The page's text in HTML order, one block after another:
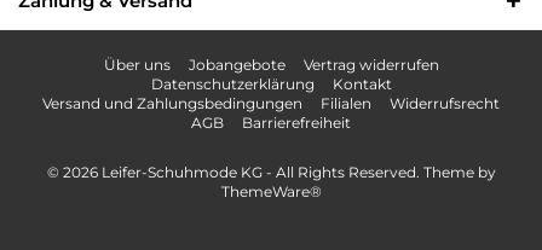
Über uns Jobangebote
Vertrag widerrufen
Datenschutzerklärung
Kontakt
Versand und Zahlungsbedingungen
Filialen
Widerrufsrecht
AGB
Barrierefreiheit
© 2026 Leifer-Schuhmode KG - All Rights Reserved. Theme by
ThemeWare®